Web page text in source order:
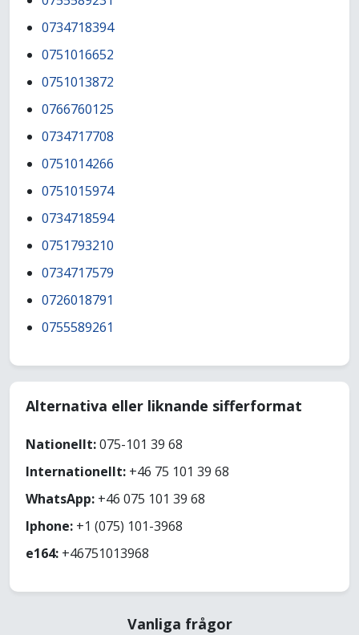
0734718394
0751016652
0751013872
0766760125
0734717708
0751014266
0751015974
0734718594
0751793210
0734717579
0726018791
0755589261
Alternativa eller liknande sifferformat
Nationellt:075-101 39 68
Internationellt: +46 75 101 39 68
WhatsApp: +46 075 101 39 68
Iphone: +1 (075) 101-3968
e164: +46751013968
Vanliga frågor